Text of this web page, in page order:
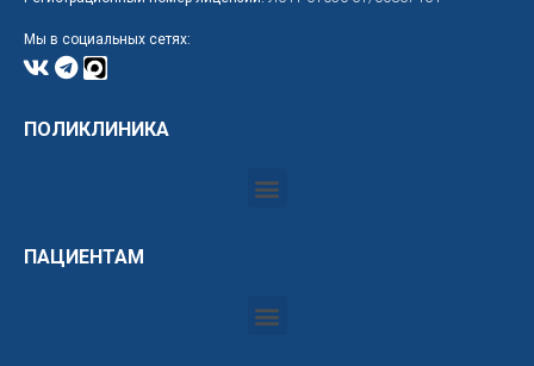
Мы в социальных сетях:
ПОЛИКЛИНИКА
ПАЦИЕНТАМ